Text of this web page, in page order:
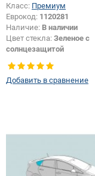
Класс: Премиум
Еврокод: 1120281
Наличие: В наличии
Цвет стекла: Зеленое с
солнцезащитой
правое
Добавить в сравнение